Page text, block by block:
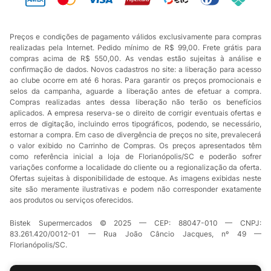
Preços e condições de pagamento válidos exclusivamente para compras
realizadas pela Internet. Pedido mínimo de R$ 99,00. Frete grátis para
compras acima de R$ 550,00. As vendas estão sujeitas à análise e
confirmação de dados. Novos cadastros no site: a liberação para acesso
ao clube ocorre em até 6 horas. Para garantir os preços promocionais e
selos da campanha, aguarde a liberação antes de efetuar a compra.
Compras realizadas antes dessa liberação não terão os benefícios
aplicados. A empresa reserva-se o direito de corrigir eventuais ofertas e
erros de digitação, incluindo erros tipográficos, podendo, se necessário,
estornar a compra. Em caso de divergência de preços no site, prevalecerá
o valor exibido no Carrinho de Compras. Os preços apresentados têm
como referência inicial a loja de Florianópolis/SC e poderão sofrer
variações conforme a localidade do cliente ou a regionalização da oferta.
Ofertas sujeitas à disponibilidade de estoque. As imagens exibidas neste
site são meramente ilustrativas e podem não corresponder exatamente
aos produtos ou serviços oferecidos.
Bistek Supermercados © 2025 — CEP: 88047-010 — CNPJ:
83.261.420/0012-01 — Rua João Câncio Jacques, nº 49 —
Florianópolis/SC.